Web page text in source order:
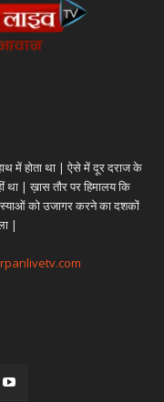
में होता था | ऐसे में दूर दराज के
था | ख़ास तौर पर हिमालय कि
को उजागर करने का दशकों
|